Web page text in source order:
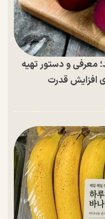
معرفی و دستور تهیه
افزایش قدرت